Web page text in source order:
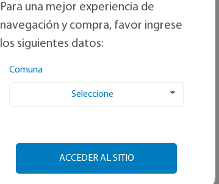
AGOREX
Para una mejor experiencia de
navegación y compra, favor ingrese
los siguientes datos:
Comuna
Seleccione
ACCEDER AL SITIO